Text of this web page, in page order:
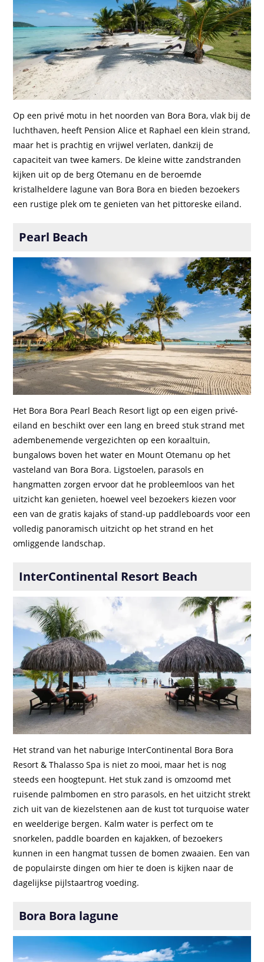
Op een privé motu in het noorden van Bora Bora, vlak bij de
luchthaven, heeft Pension Alice et Raphael een klein strand,
maar het is prachtig en vrijwel verlaten, dankzij de
capaciteit van twee kamers. De kleine witte zandstranden
kijken uit op de berg Otemanu en de beroemde
kristalheldere lagune van Bora Bora en bieden bezoekers
een rustige plek om te genieten van het pittoreske eiland.
Pearl Beach
Het Bora Bora Pearl Beach Resort ligt op een eigen privé-
eiland en beschikt over een lang en breed stuk strand met
adembenemende vergezichten op een koraaltuin,
bungalows boven het water en Mount Otemanu op het
vasteland van Bora Bora. Ligstoelen, parasols en
hangmatten zorgen ervoor dat he probleemloos van het
uitzicht kan genieten, hoewel veel bezoekers kiezen voor
een van de gratis kajaks of stand-up paddleboards voor een
volledig panoramisch uitzicht op het strand en het
omliggende landschap.
InterContinental Resort Beach
Het strand van het naburige InterContinental Bora Bora
Resort & Thalasso Spa is niet zo mooi, maar het is nog
steeds een hoogtepunt. Het stuk zand is omzoomd met
ruisende palmbomen en stro parasols, en het uitzicht strekt
zich uit van de kiezelstenen aan de kust tot turquoise water
en weelderige bergen. Kalm water is perfect om te
snorkelen, paddle boarden en kajakken, of bezoekers
kunnen in een hangmat tussen de bomen zwaaien. Een van
de populairste dingen om hier te doen is kijken naar de
dagelijkse pijlstaartrog voeding.
Bora Bora lagune